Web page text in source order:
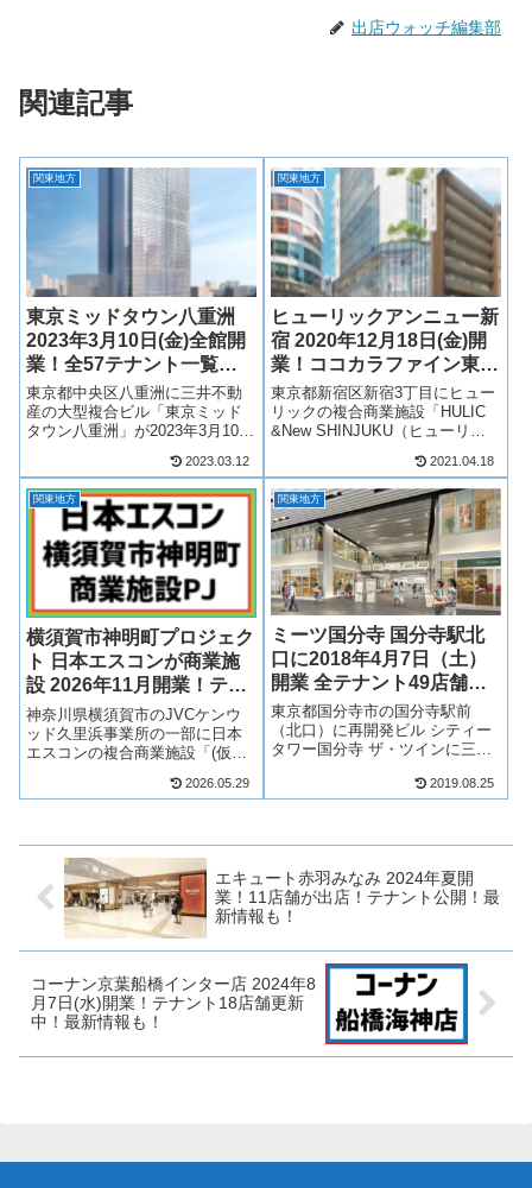
出店ウォッチ編集部
関連記事
関東地方
東京ミッドタウン八重洲
2023年3月10日(金)全館開
業！全57テナント一覧！
最新情報も！
東京都中央区八重洲に三井不動
産の大型複合ビル「東京ミッド
タウン八重洲」が2023年3月10日
八重洲の低層階には商業施設、
バスターミナルや小学校、高層
階にはオフィス・ホテル「ブル
ガリホテル東京」が入居する複
合施...
2023.03.12
関東地方
ヒューリックアンニュー新
宿 2020年12月18日(金)開
業！ココカラファイン東京
新宿三丁目店が出店！最新
情報も！
東京都新宿区新宿3丁目にヒュー
リックの複合商業施設「HULIC
&New SHINJUKU（ヒューリッ
12月18日(金)開業！テナントはコ
コカラファイン東京新宿三丁目
店をはじめ、様々なジャンルの
お店が出店...
2021.04.18
関東地方
横須賀市神明町プロジェク
ト 日本エスコンが商業施
設 2026年11月開業！テナ
ントは？最新情報も！
神奈川県横須賀市のJVCケンウ
ッド久里浜事業所の一部に日本
エスコンの複合商業施設「(仮称)
が計画されており、2026年11月
ットやホームセンター「コーナ
ン」...
2026.05.29
関東地方
ミーツ国分寺 国分寺駅北
口に2018年4月7日（土）
開業 全テナント49店舗一
覧！
東京都国分寺市の国分寺駅前
（北口）に再開発ビル シティー
タワー国分寺 ザ・ツインに三越
業態の商業施設「ミーツ国分
ど、話題のお店が49店舗集結！
2019.08.25
エキュート赤羽みなみ 2024年夏開
業！11店舗が出店！テナント公開！最
新情報も！
コーナン京葉船橋インター店 2024年8
月7日(水)開業！テナント18店舗更新
中！最新情報も！